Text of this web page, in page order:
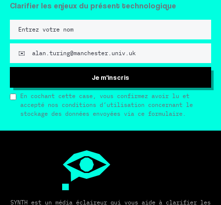
Clarifier les enjeux du présent technologique
Je m'inscris
En cochant cette case, vous confirmez avoir lu et
accepté nos conditions d’utilisation concernant le
stockage des données envoyées via ce formulaire.
SYNTH est un média éclaireur qui vous aide à clarifier les